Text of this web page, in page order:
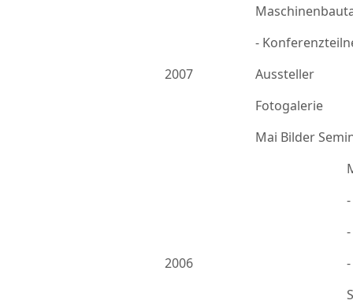
2007
-
Aussteller
Fotogalerie
Mai Bilder
2006